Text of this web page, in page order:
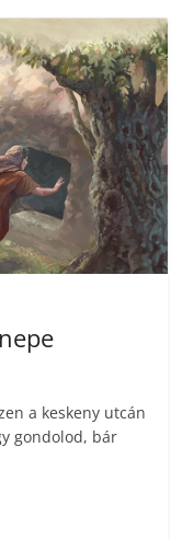
a keskeny utcán
gondolod, bár